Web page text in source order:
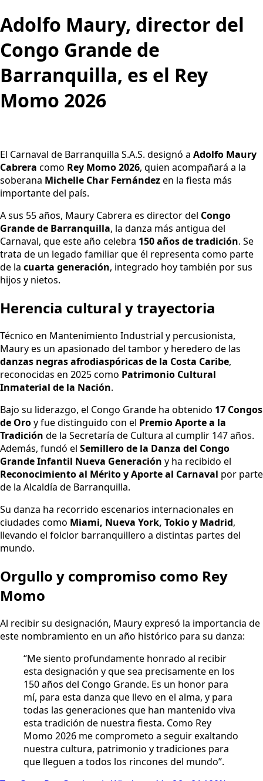
Adolfo Maury, director del
Congo Grande de
Barranquilla, es el Rey
Momo 2026
El Carnaval de Barranquilla S.A.S. designó a Adolfo Maury
Cabrera como Rey Momo 2026, quien acompañará a la
soberana Michelle Char Fernándezen la fiesta más
importante del país.
A sus 55 años, Maury Cabrera es director del Congo
Grande de Barranquilla, la danza más antigua del
Carnaval, que este año celebra 150 años de tradición. Se
trata de un legado familiar que él representa como parte
de la cuarta generación, integrado hoy también por sus
hijos y nietos.
Herencia cultural y trayectoria
Técnico en Mantenimiento Industrial y percusionista,
Maury es un apasionado del tambor y heredero de las
danzas negras afrodiaspóricas de la Costa Caribe,
reconocidas en 2025 como Patrimonio Cultural
Inmaterial de la Nación.
Bajo su liderazgo, el Congo Grande ha obtenido 17 Congos
de Oroy fue distinguido con el Premio Aporte a la
Tradición de la Secretaría de Cultura al cumplir 147 años.
Además, fundó el Semillero de la Danza del Congo
Grande Infantil Nueva Generación y ha recibido el
Reconocimiento al Mérito y Aporte al Carnaval por parte
de la Alcaldía de Barranquilla.
Su danza ha recorrido escenarios internacionales en
ciudades como Miami, Nueva York, Tokio y Madrid,
llevando el folclor barranquillero a distintas partes del
mundo.
Orgullo y compromiso como Rey
Momo
Al recibir su designación, Maury expresó la importancia de
este nombramiento en un año histórico para su danza:
“Me siento profundamente honrado al recibir
esta designación y que sea precisamente en los
150 años del Congo Grande. Es un honor para
mí, para esta danza que llevo en el alma, y para
todas las generaciones que han mantenido viva
esta tradición de nuestra fiesta. Como Rey
Momo 2026 me comprometo a seguir exaltando
nuestra cultura, patrimonio y tradiciones para
que lleguen a todos los rincones del mundo”.